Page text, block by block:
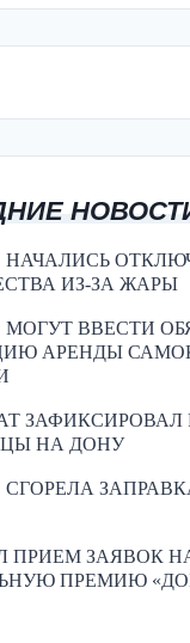
НАЧАЛИСЬ
ИЗ-ЗА ЖАРЫ
МОГУТ ВВЕСТИ
АРЕНДЫ
ЗАФИКСИРОВАЛ
НА ДОНУ
СГОРЕЛА
ПРИЕМ ЗАЯВОК
ПРЕМИЮ